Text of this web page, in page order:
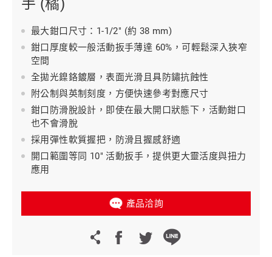
手 (橘)
最大鉗口尺寸：1-1/2" (約 38 mm)
鉗口厚度較一般活動扳手薄達 60%，可輕鬆深入狹窄
空間
全拋光鎳鉻鍍層，表面光滑且具防鏽抗蝕性
附公制與英制刻度，方便快速參考對應尺寸
鉗口防滑脫設計，即使在最大開口狀態下，活動鉗口
也不會滑脫
採用彈性軟質握把，防滑且握感舒適
開口範圍等同 10" 活動扳手，提供更大靈活度與扭力
應用
產品洽詢